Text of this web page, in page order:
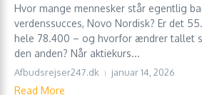
Hvor mange mennesker står egentlig
verdenssucces, Novo Nordisk? Er det
hele 78.400 – og hvorfor ændrer tallet
den anden? Når aktiekurs...
Afbudsrejser247.dk januar 14, 2026
Read More